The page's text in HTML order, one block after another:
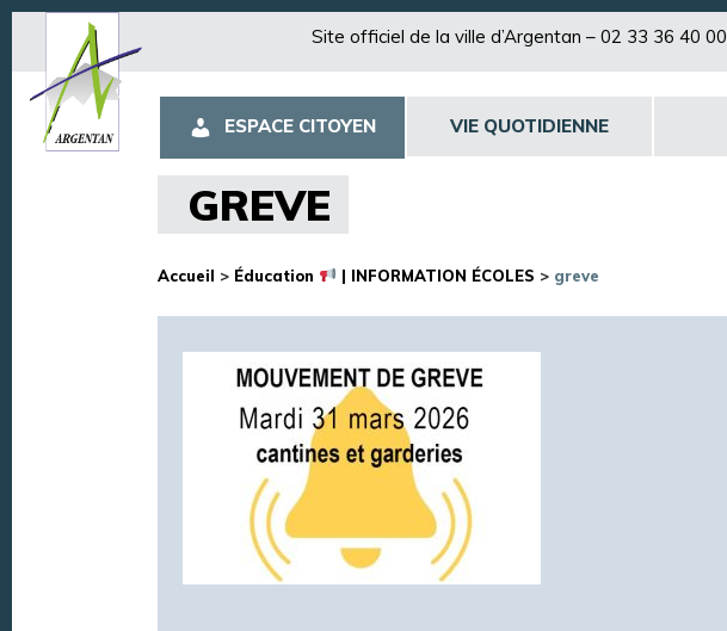
Site officiel de la ville d’Argentan – 02 33 36 40 00
ESPACE CITOYEN VIE QUOTIDIENNE
GREVE
Accueil > Éducation | INFORMATION ÉCOLES > greve